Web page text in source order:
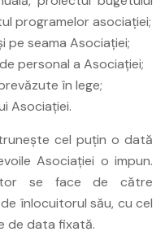
programelor asociaţiei;
pe seama Asociaţiei;
personal a Asociaţiei;
în lege;
Asociaţiei.
cel puţin o dată
Asociaţiei o impun.
se face de către
înlocuitorul său, cu cel
de data fixată.